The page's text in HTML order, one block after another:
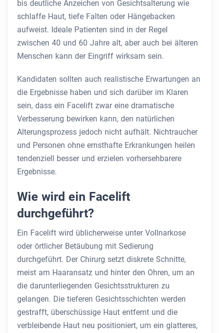
bis deutliche Anzeichen von Gesichtsalterung wie
schlaffe Haut, tiefe Falten oder Hängebacken
aufweist. Ideale Patienten sind in der Regel
zwischen 40 und 60 Jahre alt, aber auch bei älteren
Menschen kann der Eingriff wirksam sein.
Kandidaten sollten auch realistische Erwartungen an
die Ergebnisse haben und sich darüber im Klaren
sein, dass ein Facelift zwar eine dramatische
Verbesserung bewirken kann, den natürlichen
Alterungsprozess jedoch nicht aufhält. Nichtraucher
und Personen ohne ernsthafte Erkrankungen heilen
tendenziell besser und erzielen vorhersehbarere
Ergebnisse.
Wie wird ein Facelift
durchgeführt?
Ein Facelift wird üblicherweise unter Vollnarkose
oder örtlicher Betäubung mit Sedierung
durchgeführt. Der Chirurg setzt diskrete Schnitte,
meist am Haaransatz und hinter den Ohren, um an
die darunterliegenden Gesichtsstrukturen zu
gelangen. Die tieferen Gesichtsschichten werden
gestrafft, überschüssige Haut entfernt und die
verbleibende Haut neu positioniert, um ein glatteres,